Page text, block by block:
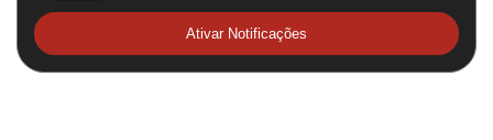
Ativar Notificações